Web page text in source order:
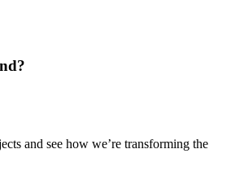
and see how we’re transforming the